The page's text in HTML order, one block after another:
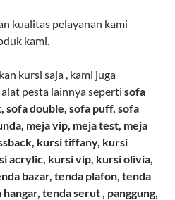
kualitas pelayanan kami
kami.
kursi saja , kami juga
pesta lainnya seperti sofa
sofa double, sofa puff, sofa
meja vip, meja test, meja
kursi tiffany, kursi
acrylic, kursi vip, kursi olivia,
bazar, tenda plafon, tenda
tenda serut , panggung,